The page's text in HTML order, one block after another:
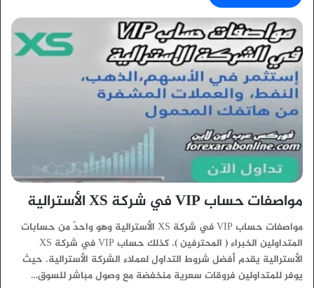
مواصفات حساب VIP في شركة XS الأسترالية
مواصفات حساب VIP في شركة XS الأسترالية وهو واحدً من حسابات
المتداولين الخبراء ( المحترفين ). كذلك حساب VIP في شركة XS
الأسترالية يقدم أفضل شروط التداول لعملاء الشركة الأسترالية. حيث
يوفر للمتداولين فروقات سعرية منخفضة مع وصول مباشر للسوق…